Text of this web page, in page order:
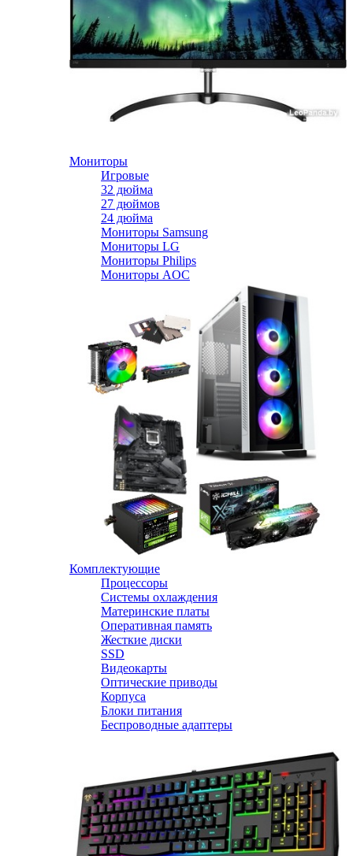
Мониторы
Игровые
32 дюйма
27 дюймов
24 дюйма
Мониторы Samsung
Мониторы LG
Мониторы Philips
Мониторы AOC
Комплектующие
Процессоры
Системы охлаждения
Материнские платы
Оперативная память
Жесткие диски
SSD
Видеокарты
Оптические приводы
Корпуса
Блоки питания
Беспроводные адаптеры